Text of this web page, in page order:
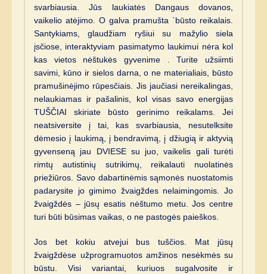
svarbiausia. Jūs laukiatės Dangaus dovanos,
vaikelio atėjimo. O galva pramušta `būsto reikalais.
Santykiams, glaudžiam ryšiui su mažylio siela
įsčiose, interaktyviam pasimatymo laukimui nėra kol
kas vietos nėštukės gyvenime . Turite užsiimti
savimi, kūno ir sielos darna, o ne materialiais, būsto
pramušinėjimo rūpesčiais. Jis jaučiasi nereikalingas,
nelaukiamas ir pašalinis, kol visas savo energijas
TUŠČIAI skiriate būsto gerinimo reikalams. Jei
neatsiversite į tai, kas svarbiausia, nesutelksite
dėmesio į laukimą, į bendravimą, į džiugią ir aktyvią
gyvenseną jau DVIESE su juo, vaikelis gali turėti
rimtų autistinių sutrikimų, reikalauti nuolatinės
priežiūros. Savo dabartinėmis sąmonės nuostatomis
padarysite jo gimimo žvaigždes nelaimingomis. Jo
žvaigždės – jūsų esatis nėštumo metu. Jos centre
turi būti būsimas vaikas, o ne pastogės paieškos.
Jos bet kokiu atvejui bus tuščios. Mat jūsų
žvaigždėse užprogramuotos amžinos nesėkmės su
būstu. Visi variantai, kuriuos sugalvosite ir